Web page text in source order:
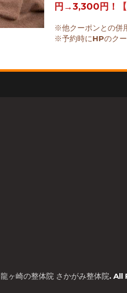
円→3,300円！
※他クーポンとの併
※予約時にHPのク
龍ヶ崎の整体院 さかがみ整体院. All